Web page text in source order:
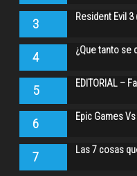
3 Resident Evil
4 ¿Que tanto se
5 EDITORIAL –
6 Epic Games
7 Las 7 cosas